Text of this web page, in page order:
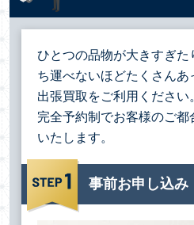
ひとつの品物が大きすぎ
ち運べないほどたくさんあ
出張買取をご利用ください
完全予約制でお客様のご
いたします。
事前お申し込み